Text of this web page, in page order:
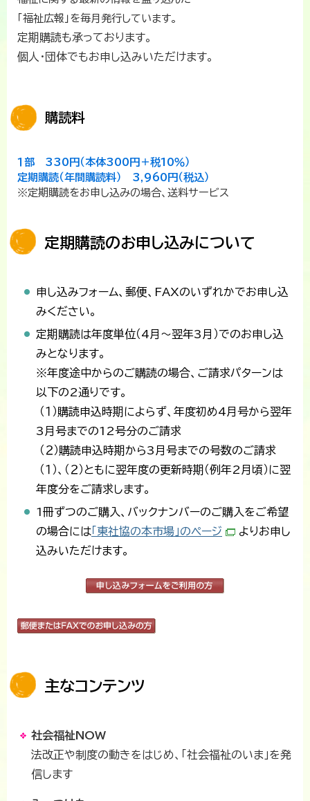
「福祉広報」を毎月発行しています。
定期購読も承っております。
個人・団体でもお申し込みいただけます。
購読料
１部 330円（本体300円＋税10％）
定期購読（年間購読料） 3,960円（税込）
※定期購読をお申し込みの場合、送料サービス
定期購読のお申し込みについて
申し込みフォーム、郵便、FAXのいずれかでお申し込
みください。
定期購読は年度単位（4月～翌年3月）でのお申し込
みとなります。
※年度途中からのご購読の場合、ご請求パターンは
以下の2通りです。
（１）購読申込時期によらず、年度初め4月号から翌年
3月号までの12号分のご請求
（２）購読申込時期から3月号までの号数のご請求
（１）、（２）ともに翌年度の更新時期（例年2月頃）に翌
年度分をご請求します。
1冊ずつのご購入、バックナンバーのご購入をご希望
の場合には「東社協の本市場」のページ
よりお申し
込みいただけます。
主なコンテンツ
社会福祉NOW
法改正や制度の動きをはじめ、「社会福祉のいま」を発
信します